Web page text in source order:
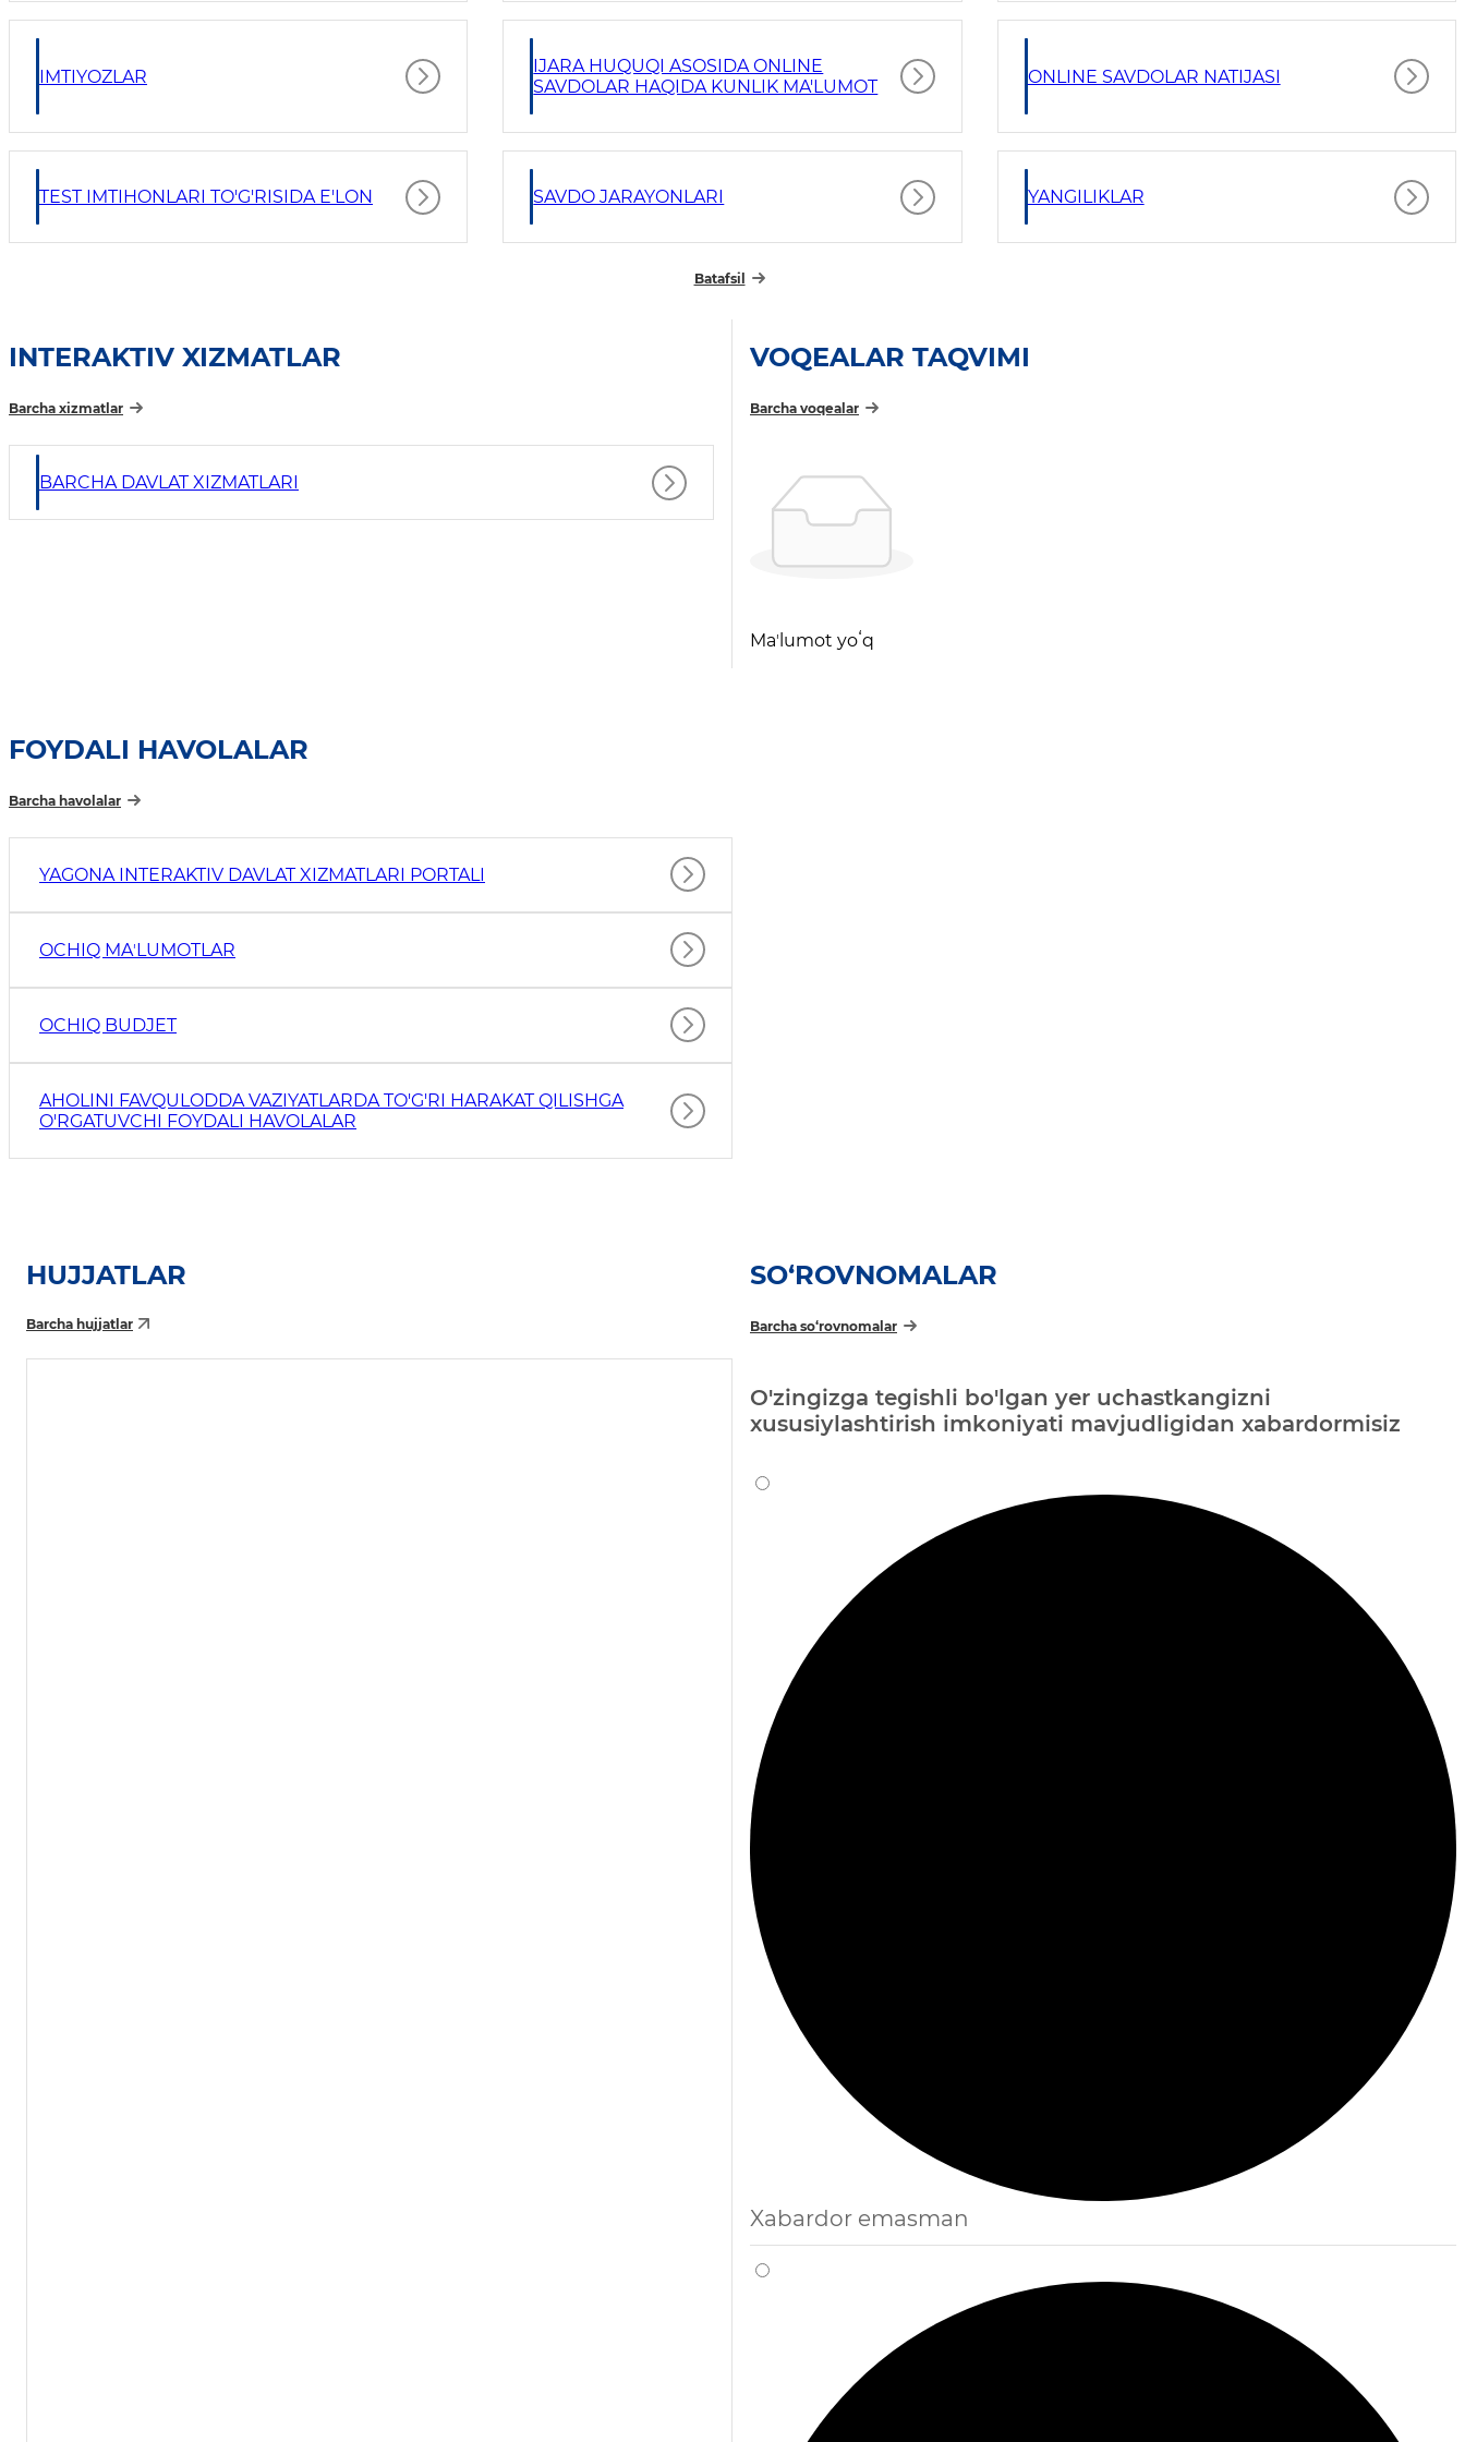
IMTIYOZLAR
IJARA HUQUQI ASOSIDA ONLINE
SAVDOLAR HAQIDA KUNLIK MA'LUMOT
ONLINE SAVDOLAR NATIJASI
TEST IMTIHONLARI TO'G'RISIDA E'LON SAVDO JARAYONLARI YANGILIKLAR
Batafsil
INTERAKTIV XIZMATLAR
Barcha xizmatlar
BARCHA DAVLAT XIZMATLARI
VOQEALAR TAQVIMI
Barcha voqealar
Maʼlumot yoʻq
FOYDALI HAVOLALAR
Barcha havolalar
YAGONA INTERAKTIV DAVLAT XIZMATLARI PORTALI
OCHIQ MAʼLUMOTLAR
OCHIQ BUDJET
AHOLINI FAVQULODDA VAZIYATLARDA TO'G'RI HARAKAT QILISHGA
O'RGATUVCHI FOYDALI HAVOLALAR
HUJJATLAR
Barcha hujjatlar
SO‘ROVNOMALAR
Barcha so‘rovnomalar
O'zingizga tegishli bo'lgan yer uchastkangizni
xususiylashtirish imkoniyati mavjudligidan xabardormisiz
Xabardor emasman